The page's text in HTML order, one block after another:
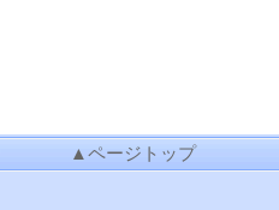
▲ページトップ